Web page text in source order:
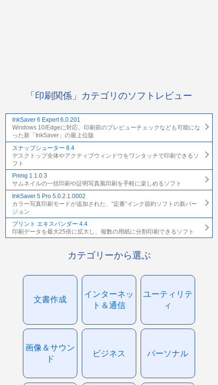
「印刷関係」カテゴリのソフトレビュー
InkSaver 6 Expert 6.0.201
Windows 10/Edgeに対応。印刷前のプレビューチェックなども可能にな
った新「InkSaver」の最上位版
スナップシューター 8.4
デスクトップ全体やアクティブウィンドウをワンタッチで印刷できるソ
フト
Primg 1.1.0.3
サムネイルの一括印刷や証明写真風印刷を手軽に楽しめるソフト
InkSaver 5 Pro 5.0.2.1.0002
カラー写真印刷モードが追加された、“定番”インク節約ソフトの新バー
ジョン
プリント エキスパンダー 4.4
印刷データを最大25倍に拡大し、複数の用紙に分割印刷できるソフト
カテゴリーから選ぶ
文書作成
インターネッ
ト＆通信
ユーティリテ
ィ
画像＆サウン
ド
ビジネス パーソナル